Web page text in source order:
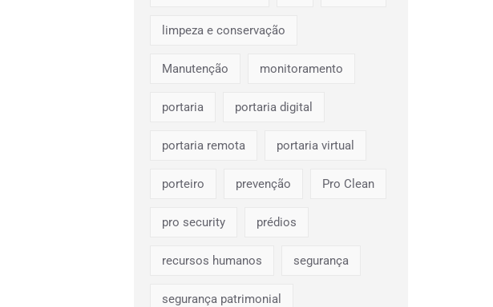
limpeza e conservação
Manutenção monitoramento
portaria portaria digital
portaria remota portaria virtual
porteiro prevenção Pro Clean
pro security prédios
recursos humanos segurança
segurança patrimonial